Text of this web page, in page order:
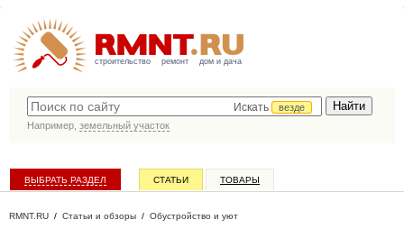
строительство ремонт дом и дача
Искать
везде
Например, земельный участок
ВЫБРАТЬ РАЗДЕЛ СТАТЬИ ТОВАРЫ
RMNT.RU / Статьи и обзоры / Обустройство и уют